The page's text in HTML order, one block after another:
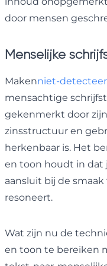
door mensen
Menselijke
Makenniet-
mensachtige
gekenmerkt door
zinsstructuur en
herkenbaar is. Het
en toon houdt in dat
aansluit bij de
resoneert.
Wat zijn nu de
en toon te bereiken